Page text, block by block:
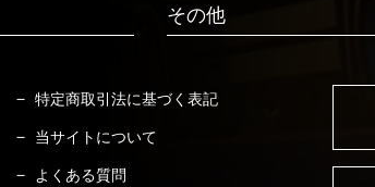
その他
特定商取引法に基づく表記
当サイトについて
よくある質問